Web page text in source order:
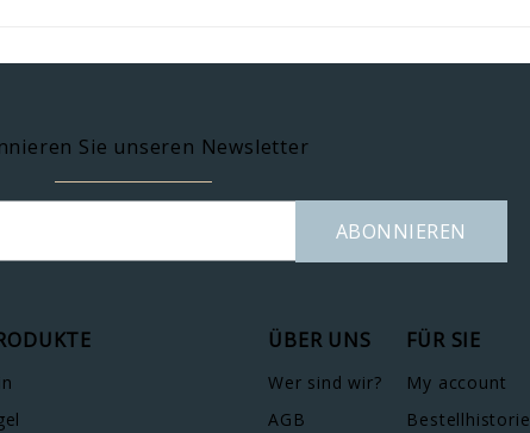
Sie unseren Newsletter
ABONNIEREN
ÜBER UNS
Wer sind wir?
AGB
FÜR SIE
My account
Bestellhistorie